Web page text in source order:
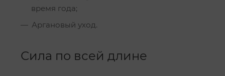
время года;
Аргановый уход.
Сила по всей длине